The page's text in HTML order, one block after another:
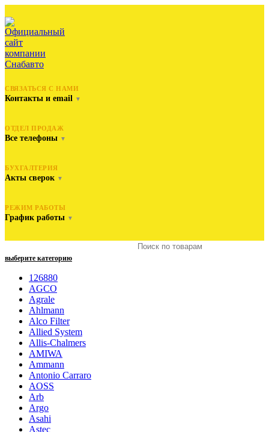
СВЯЗАТЬСЯ С НАМИ
Контакты и email ▼
ОТДЕЛ ПРОДАЖ
Все телефоны ▼
БУХГАЛТЕРИЯ
Акты сверок ▼
РЕЖИМ РАБОТЫ
График работы ▼
выберите категорию
126880
AGCO
Agrale
Ahlmann
Alco Filter
Allied System
Allis-Chalmers
AMIWA
Ammann
Antonio Carraro
AOSS
Arb
Argo
Asahi
Astec